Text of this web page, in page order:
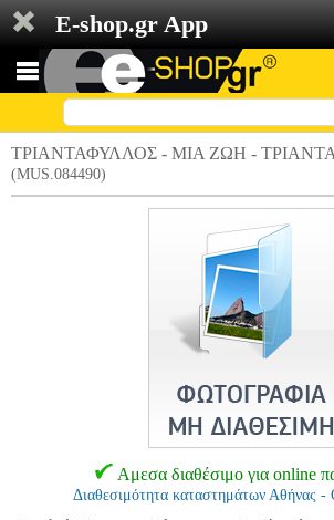
E-shop.gr App
ΤΡΙΑΝΤΑΦΥΛΛΟΣ - ΜΙΑ ΖΩΗ -
(MUS.084490)
Αμεσα διαθέσιμο για online
Διαθεσιμότητα καταστημάτων Αθήνας -